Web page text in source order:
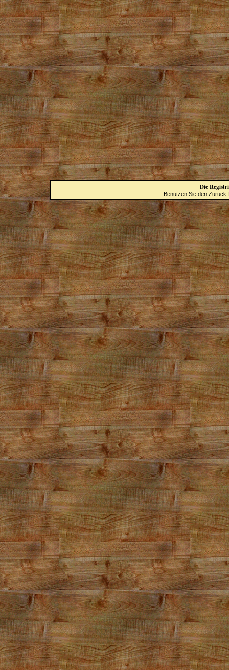
Die
Benutzen Sie den